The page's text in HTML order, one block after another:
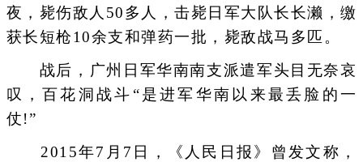
夜，毙伤敌人50多人，击毙日军大队长长濑，缴
获长短枪10余支和弹药一批，毙敌战马多匹。
战后，广州日军华南南支派遣军头目无奈哀
叹，百花洞战斗“是进军华南以来最丢脸的一
仗!”
2015年7月7日，《人民日报》曾发文称，